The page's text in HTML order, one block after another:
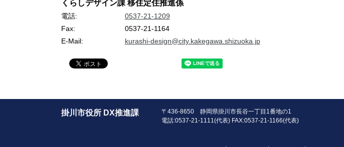
くらしデザイン課 移住定住推進係
電話:
0537-21-1209
Fax:
0537-21-1164
E-Mail:
kurashi-design@city.kakegawa.shizuoka.jp
掛川市役所 DX推進課
〒436-8650 静岡県掛川市長谷一丁目1番地の1
電話:0537-21-1111(代表) FAX:0537-21-1166(代表)